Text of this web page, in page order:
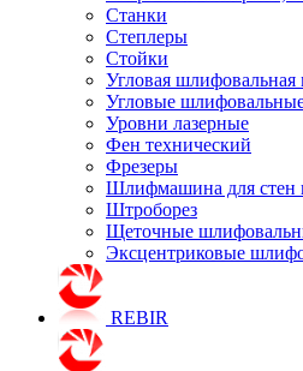
Станки
Степлеры
Стойки
Угловая
Угловые
Уровни лазерные
Фен технический
Фрезеры
Шлифмашина для стен
Штроборез
Щеточные
Эксцентриковые
REBIR